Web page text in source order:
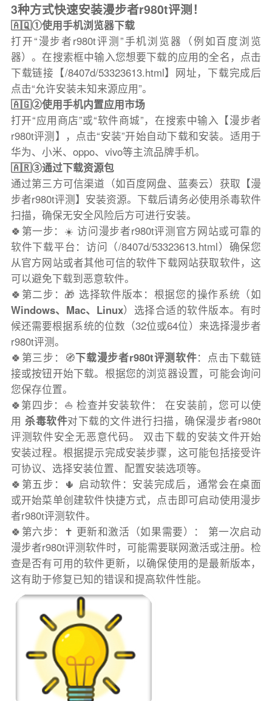
3种方式快速安装漫步者r980t评测！
🇦🇶①使用手机浏览器下载
打开“漫步者r980t评测”手机浏览器（例如百度浏览
器）。在搜索框中输入您想要下载的应用的全名，点击
下载链接【/8407d/53323613.html】网址，下载完成后
点击“允许安装未知来源应用”。
🇦🇬②使用手机内置应用市场
打开“应用商店”或“软件商城”，在搜索中输入【漫步者
r980t评测】，点击“安装”开始自动下载和安装。适用于
华为、小米、oppo、vivo等主流品牌手机。
🇦🇷③通过下载资源包
通过第三方可信渠道（如百度网盘、蓝奏云）获取【漫
步者r980t评测】安装资源。下载后请务必使用杀毒软件
扫描，确保无安全风险后方可进行安装。
🍀第一步：☀️ 访问漫步者r980t评测官方网站或可靠的
软件下载平台：访问（/8407d/53323613.html）确保您
从官方网站或者其他可信的软件下载网站获取软件，这
可以避免下载到恶意软件。
🍀第二步：🎁 选择软件版本：根据您的操作系统（如
Windows、Mac、Linux）选择合适的软件版本。有时
候还需要根据系统的位数（32位或64位）来选择漫步者
r980t评测。
🍀第三步：🧭下载漫步者r980t评测软件：点击下载链
接或按钮开始下载。根据您的浏览器设置，可能会询问
您保存位置。
🍀第四步：⛵️ 检查并安装软件： 在安装前，您可以使
用杀毒软件对下载的文件进行扫描，确保漫步者r980t
评测软件安全无恶意代码。 双击下载的安装文件开始
安装过程。根据提示完成安装步骤，这可能包括接受许
可协议、选择安装位置、配置安装选项等。
🍀第五步：🌵 启动软件：安装完成后，通常会在桌面
或开始菜单创建软件快捷方式，点击即可启动使用漫步
者r980t评测软件。
🍀第六步：✝️ 更新和激活（如果需要）： 第一次启动
漫步者r980t评测软件时，可能需要联网激活或注册。检
查是否有可用的软件更新，以确保使用的是最新版本，
这有助于修复已知的错误和提高软件性能。